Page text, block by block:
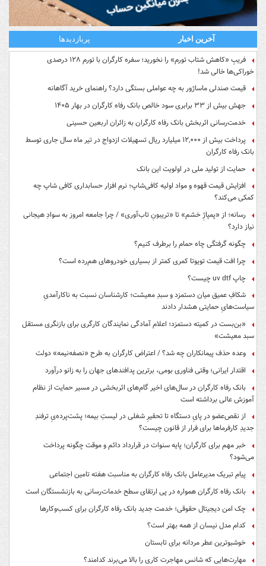
آخرین اخبار پربازدیدها
فریبِ «کاهش شتاب تورم» را نخورید؛ سفره کارگران با تورم ۱۲۸ درصدی
خوراکی‌ها خالی شد!
قیمت صندلی ماساژور به چه عواملی بستگی دارد؟ راهنمای خرید آگاهانه
جهش بیش از ۳۳ برابری سود خالص بانک رفاه کارگران در بهار ۱۴۰۵
خدمت‌رسانی اثربخش بانک رفاه کارگران به زائران اربعین حسینی
پرداخت بیش از ۱۲,۰۰۰ میلیارد ریال تسهیلات ازدواج در تیر ماه سال جاری توسط
بانک رفاه کارگران
حمایت از تولید ملی در اولویت این بانک
افزایش قیمت قهوه و مواد اولیه کافی‌شاپ؛ نرم افزار حسابداری کافی شاپ چه
کمکی می‌کند؟
رسانه؛ از «پمپاژِ خشم» تا «تریبونِ تاب‌آوری» / چرا جامعه امروز به سوادِ هیجانی
نیاز دارد؟
چگونه گرفتگی چاه حمام را برطرف کنیم؟
چرا افت قیمت تویوتا کمری کمتر از بسیاری خودروهای هم‌رده است؟
چاپ uv dtf چیست؟
شکافِ عمیق میان دستمزد و سبدِ معیشت؛ کارشناسان نسبت به ناکارآمدیِ
سیاست‌هایِ حمایتی هشدار دادند
«بن‌بست در کمیته دستمزد؛ اعلام آمادگی نمایندگان کارگری برای بازنگری مستقل
سبد معیشت»
وعده حذف پیمانکاران چه شد؟ / اعتراض کارگران به طرح «نصفه‌نیمه» دولت
اقتدار ایرانی؛ وقتی فناوری بومی، برترین پدافندهای جهان را به زانو درآورد
بانک رفاه کارگران در سال‌های اخیر گام‌های اثربخشی در مسیر حمایت از نظام
آموزش عالی برداشته است
از نقص‌عضو در پایِ دستگاه تا تحقیرِ شغلی در لیستِ بیمه؛ پشت‌پرده‌یِ ترفندِ
جدیدِ کارفرماها برای فرار از قانون چیست؟
خبر مهم برای کارگران؛ پایه سنوات در قرارداد دائم و موقت چگونه پرداخت
می‌شود؟
پیام تبریک مدیرعامل بانک رفاه کارگران به مناسبت هفته تامین اجتماعی
بانک رفاه کارگران همواره در پی ارتقای سطح خدمات‌رسانی به بازنشستگان است
چک امن دیجیتال حقوقی؛ خدمت جدید بانک رفاه کارگران برای کسب‌وکارها
کدام مدل نیسان از همه بهتر است؟
خوشبوترین عطر مردانه برای تابستان
مهارت‌هایی که شانس مهاجرت کاری را بالا می‌برند کدامند؟